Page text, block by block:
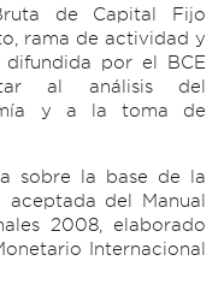
de Capital Fijo
rama de actividad y
difundida por el BCE
al análisis del
y a la toma de
sobre la base de la
aceptada del Manual
2008, elaborado
Internacional